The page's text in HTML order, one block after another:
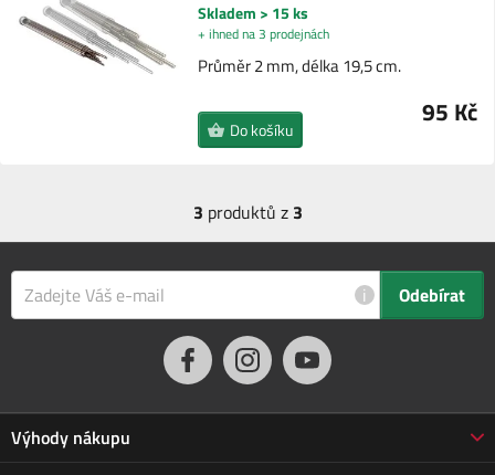
Skladem > 15 ks
+ ihned na 3 prodejnách
Průměr 2 mm, délka 19,5 cm.
95 Kč
Do košíku
3 produktů z 3
i Odebírat
Výhody nákupu